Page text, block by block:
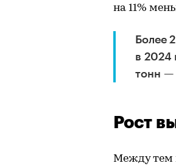
на 11%
Более
в 2024
тонн —
Рост
Между тем